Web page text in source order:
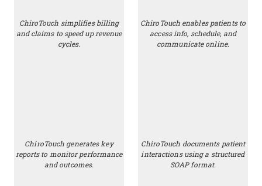
ChiroTouch simplifies billing
and claims to speed up revenue
cycles.
ChiroTouch enables patients to
access info, schedule, and
communicate online.
ChiroTouch generates key
reports to monitor performance
and outcomes.
ChiroTouch documents patient
interactions using a structured
SOAP format.